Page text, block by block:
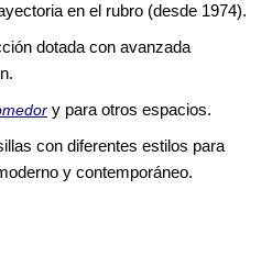
en el rubro (desde 1974).
dotada con avanzada
y para otros espacios.
con diferentes estilos para
y contemporáneo.